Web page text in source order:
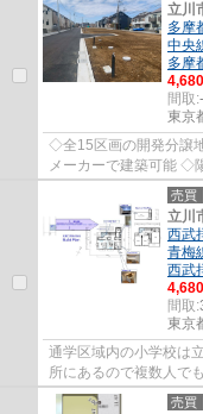
立川
多摩
中央
多摩
間取:
東京
◇全15区画の開発分譲
メーカーで建築可能 ◇
でも安心♪ ◇「スーパ
売買
立川
西武
青梅
西武
間取:
東京
通学区域内の小学校は
所にあるので複数人で
3LDKの物件はこちら
売買